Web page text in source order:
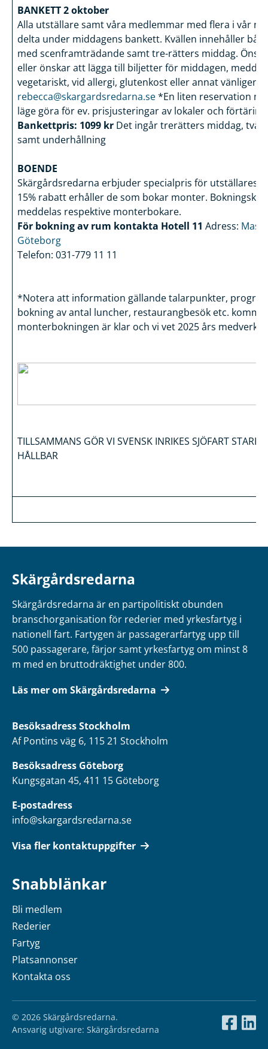
BANKETT 2 oktober
Alla utställare samt våra medlemmar med flera i vår
delta under middagens bankett. Kvällen innehåller
med scenframträdande samt tre-rätters middag.
eller önskar att lägga till biljetter för middagen,
vegetariskt, vid allergi, glutenkost eller annat vänligen
rebecca@skargardsredarna.se*En liten reservation
läge göra för ev. prisjusteringar av lokaler och förtäring
Bankettpris: 1099 kr Det ingår trerätters middag, två
samt underhållning
BOENDE
Skärgårdsredarna erbjuder specialpris för utställares
15% rabatt erhåller de som bokar monter.
meddelas respektive monterbokare.
För bokning av rum kontakta Hotell 11 Adress:
Göteborg
Telefon: 031-779 11 11
*Notera att information gällande talarpunkter,
bokning av antal luncher, restaurangbesök etc.
monterbokningen är klar och vi vet 2025 års
TILLSAMMANS GÖR VI SVENSK INRIKES SJÖFART STARK,
HÅLLBAR
Skärgårdsredarna
Skärgårdsredarna är en partipolitiskt obunden
branschorganisation för rederier med yrkesfartyg i
nationell fart. Fartygen är passagerarfartyg upp till
500 passagerare, färjor samt yrkesfartyg om minst 8
m med en bruttodräktighet under 800.
Läs mer om Skärgårdsredarna
BesöksadressStockholm
Af Pontins väg 6, 115 21 Stockholm
Besöksadress Göteborg
Kungsgatan 45, 411 15 Göteborg
E-postadress
info@skargardsredarna.se
Visa fler kontaktuppgifter
Snabblänkar
Bli medlem
Rederier
Fartyg
Platsannonser
Kontakta oss
© 2026 Skärgårdsredarna.
Ansvarig utgivare: Skärgårdsredarna